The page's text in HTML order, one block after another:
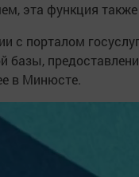
эта функция
с порталом
базы,
в Минюсте.